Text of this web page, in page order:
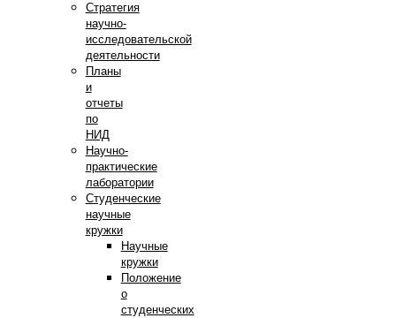
Стратегия
научно-
исследовательской
деятельности
Планы
и
отчеты
по
НИД
Научно-
практические
лаборатории
Студенческие
научные
кружки
Научные
кружки
Положение
о
студенческих